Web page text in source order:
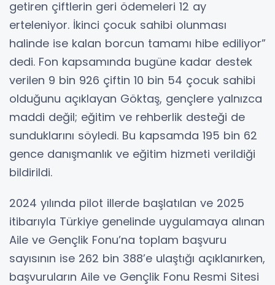
getiren çiftlerin geri ödemeleri 12 ay
erteleniyor. İkinci çocuk sahibi olunması
halinde ise kalan borcun tamamı hibe ediliyor”
dedi. Fon kapsamında bugüne kadar destek
verilen 9 bin 926 çiftin 10 bin 54 çocuk sahibi
olduğunu açıklayan Göktaş, gençlere yalnızca
maddi değil; eğitim ve rehberlik desteği de
sunduklarını söyledi. Bu kapsamda 195 bin 62
gence danışmanlık ve eğitim hizmeti verildiği
bildirildi.
2024 yılında pilot illerde başlatılan ve 2025
itibarıyla Türkiye genelinde uygulamaya alınan
Aile ve Gençlik Fonu’na toplam başvuru
sayısının ise 262 bin 388’e ulaştığı açıklanırken,
başvuruların Aile ve Gençlik Fonu Resmi Sitesi